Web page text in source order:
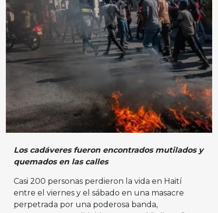
Los cadáveres fueron encontrados mutilados y
quemados en las calles
Casi 200 personas perdieron la vida en Haití
entre el viernes y el sábado en una masacre
perpetrada por una poderosa banda,